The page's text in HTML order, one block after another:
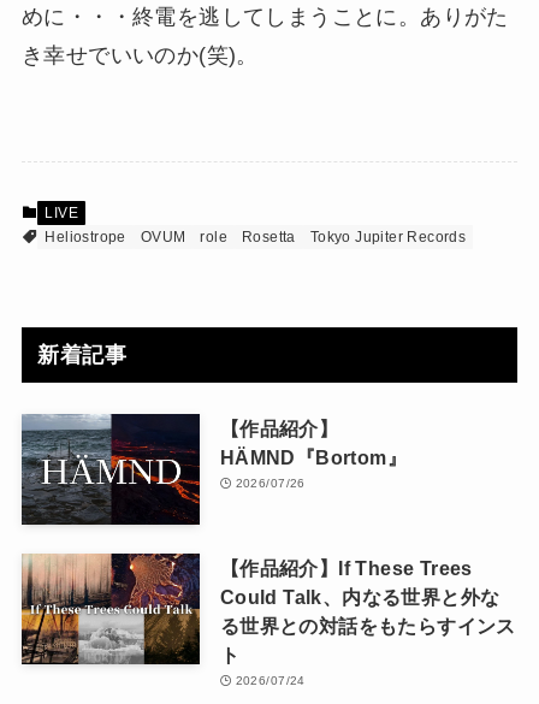
めに・・・終電を逃してしまうことに。ありがた
き幸せでいいのか(笑)。
LIVE
Heliostrope
OVUM role Rosetta Tokyo Jupiter Records
新着記事
【作品紹介】
HÄMND『Bortom』
2026/07/26
【作品紹介】If These Trees
Could Talk、内なる世界と外な
る世界との対話をもたらすインス
ト
2026/07/24